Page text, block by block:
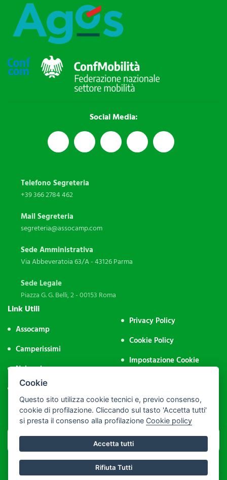
Social Media:
Telefono Segreteria
+39 366 2784 462
Mail Segreteria
segreteria@assocamp.com
Sede Amministrativa
Via Abbeveratoia 63/A - 43126 Parma
Sede Legale
Piazza G. G. Belli, 2 - 00153 Roma
Link Utili
Assocamp
Camperissimi
Noleggio
Contatti
Privacy Policy
Cookie Policy
Impostazione Cookie
Iscriviti alla Newsletter
Cookie
Questo sito utilizza cookie tecnici e, previo consenso,
cookie di profilazione. Cliccando sul tasto 'Accetta tutti'
si presta il consenso alla profilazione Cookie policy
Accetta tutti
Rifiuta Tutti